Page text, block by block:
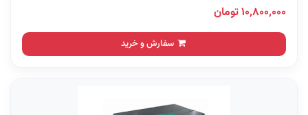
۱۰,۸۰۰,۰۰۰ تومان
سفارش و خرید